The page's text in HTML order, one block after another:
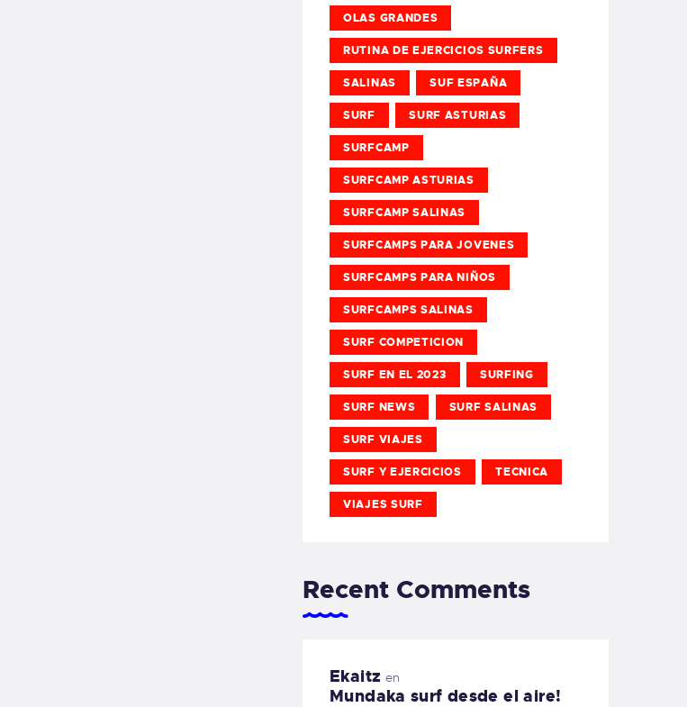
OLAS GRANDES
RUTINA DE EJERCICIOS SURFERS
SALINAS SUF ESPAÑA
SURF SURF ASTURIAS
SURFCAMP
SURFCAMP ASTURIAS
SURFCAMP SALINAS
SURFCAMPS PARA JOVENES
SURFCAMPS PARA NIÑOS
SURFCAMPS SALINAS
SURF COMPETICION
SURF EN EL 2023 SURFING
SURF NEWS SURF SALINAS
SURF VIAJES
SURF Y EJERCICIOS TECNICA
VIAJES SURF
Recent Comments
Ekaitz en
Mundaka surf desde el aire!